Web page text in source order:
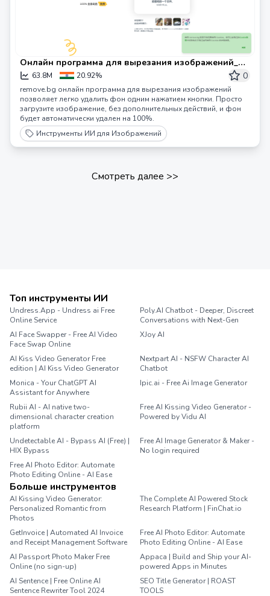
Онлайн программа для вырезания изображений_
Удаление фона | remove.bg – remove.bg
63.8M 20.92% 0
remove.bg онлайн программа для вырезания изображений
позволяет легко удалить фон одним нажатием кнопки. Просто
загрузите изображение, без дополнительных действий, и фон
будет автоматически удален на 100%.
Инструменты ИИ для Изображений
Смотреть далее >>
Топ инструменты ИИ
Undress.App - Undress ai Free
Online Service
Poly.AI Chatbot - Deeper, Discreet
Conversations with Next-Gen
AI Face Swapper - Free AI Video
Face Swap Online
XJoy AI
AI Kiss Video Generator Free
edition | AI Kiss Video Generator
Nextpart AI - NSFW Character AI
Chatbot
Monica - Your ChatGPT AI
Assistant for Anywhere
Ipic.ai - Free Ai Image Generator
Rubii AI - AI native two-
dimensional character creation
platform
Free AI Kissing Video Generator -
Powered by Vidu AI
Undetectable AI - Bypass AI (Free) |
HIX Bypass
Free AI Image Generator & Maker -
No login required
Free AI Photo Editor: Automate
Photo Editing Online - AI Ease
Больше инструментов
AI Kissing Video Generator:
Personalized Romantic from
Photos
The Complete AI Powered Stock
Research Platform | FinChat.io
GetInvoice | Automated AI Invoice
and Receipt Management Software
Free AI Photo Editor: Automate
Photo Editing Online - AI Ease
AI Passport Photo Maker Free
Online (no sign-up)
Appaca | Build and Ship your AI-
powered Apps in Minutes
AI Sentence | Free Online AI
Sentence Rewriter Tool 2024
SEO Title Generator | ROAST
TOOLS